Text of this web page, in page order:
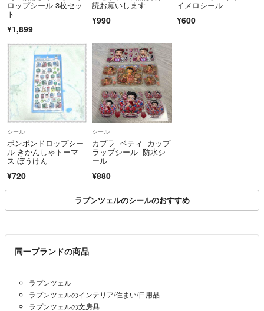
ロップシール 3枚セッ
ト
¥1,899
読お願いします
¥990
イメロシール
¥600
シール
ボンボンドロップシー
ル きかんしゃトーマ
ス ぼうけん
¥720
シール
カプラ ベティ カップ
ラップシール 防水シ
ール
¥880
ラプンツェルのシールのおすすめ
同一ブランドの商品
ラプンツェル
ラプンツェルのインテリア/住まい/日用品
ラプンツェルの文房具